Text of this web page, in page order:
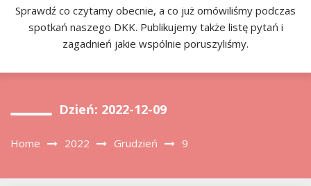
Sprawdź co czytamy obecnie, a co już omówiliśmy podczas
spotkań naszego DKK. Publikujemy także listę pytań i
zagadnień jakie wspólnie poruszyliśmy.
Dzień: 2022-12-09
Home 2022 Grudzień 9